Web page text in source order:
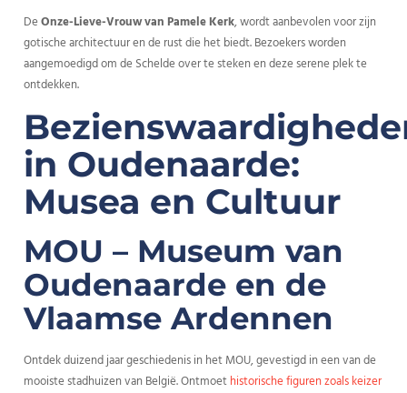
De Onze-Lieve-Vrouw van PameleKerk, wordt aanbevolen voor zijn
gotische architectuur en de rust die het biedt. Bezoekers worden
aangemoedigd om de Schelde over te steken en deze serene plek te
ontdekken.
in Oudenaarde:
Musea en Cultuur
MOU – Museum van
Oudenaarde en de
Vlaamse Ardennen
Ontdek duizend jaar geschiedenis in het MOU, gevestigd in een van de
mooiste stadhuizen van België. Ontmoet historische figuren zoals keizer